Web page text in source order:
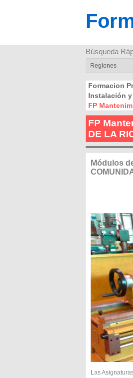
Búsqueda
Formacion
Instalación y
FP
FP
DE LA
Módulos
Las